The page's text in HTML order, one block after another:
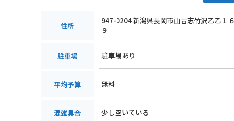
住所
947-0204 新潟県長岡市山古志竹沢乙乙１６
９
駐車場 駐車場あり
平均予算 無料
混雑具合 少し空いている